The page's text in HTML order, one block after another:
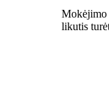
Mokėjimo
likutis